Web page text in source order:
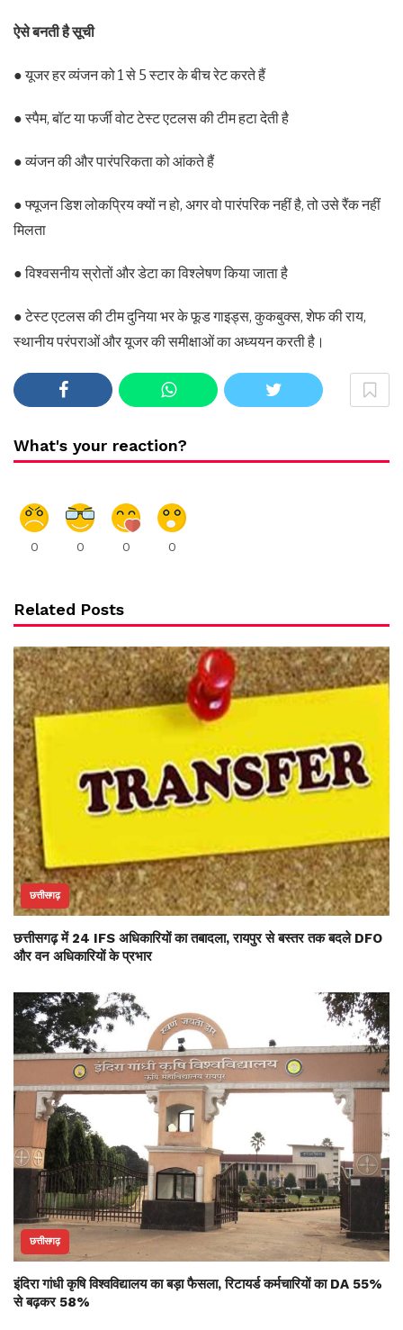
ऐसे बनती है सूची
● यूजर हर व्यंजन को 1 से 5 स्टार के बीच रेट करते हैं
● स्पैम, बॉट या फर्जी वोट टेस्ट एटलस की टीम हटा देती है
● व्यंजन की और पारंपरिकता को आंकते हैं
● फ्यूजन डिश लोकप्रिय क्यों न हो, अगर वो पारंपरिक नहीं है, तो उसे रैंक नहीं
मिलता
● विश्वसनीय स्रोतों और डेटा का विश्लेषण किया जाता है
● टेस्ट एटलस की टीम दुनिया भर के फूड गाइड्स, कुकबुक्स, शेफ की राय,
स्थानीय परंपराओं और यूजर की समीक्षाओं का अध्ययन करती है।
What's your reaction?
0 0 0 0
Related Posts
छत्तीसगढ़
छत्तीसगढ़ में 24 IFS अधिकारियों का तबादला, रायपुर से बस्तर तक बदले DFO
और वन अधिकारियों के प्रभार
छत्तीसगढ़
इंदिरा गांधी कृषि विश्वविद्यालय का बड़ा फैसला, रिटायर्ड कर्मचारियों का DA 55%
से बढ़कर 58%